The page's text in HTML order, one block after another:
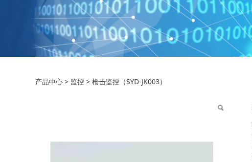
枪击监控（SYD-JK003）
产品中心 > 监控 > 枪击监控（SYD-JK003）